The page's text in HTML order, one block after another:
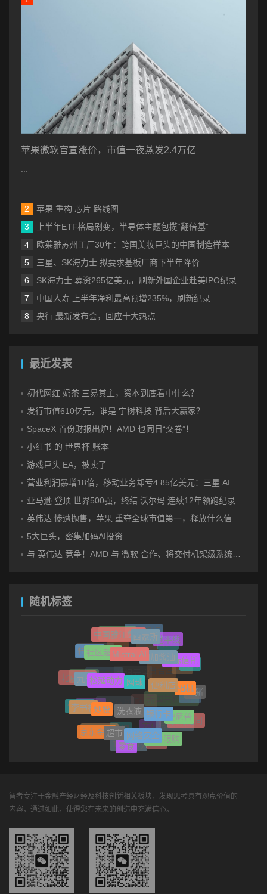
苹果微软官宣涨价，市值一夜蒸发2.4万亿
苹果 重构 芯片 路线图
上半年ETF格局剧变，半导体主题包揽“翻倍基”
欧莱雅苏州工厂30年：跨国美妆巨头的中国制造样本
三星、SK海力士 拟要求基板厂商下半年降价
SK海力士 募资265亿美元，刷新外国企业赴美IPO纪录
中国人寿 上半年净利最高预增235%，刷新纪录
央行 最新发布会，回应十大热点
最近发表
初代网红 奶茶 三易其主，资本到底看中什么？
发行市值610亿元，谁是 宇树科技 背后大赢家？
SpaceX 首份财报出炉！AMD 也同日“交卷”！
小红书 的 世界杯 账本
游戏巨头 EA，被卖了
营业利润暴增18倍，移动业务却亏4.85亿美元：三星 AI红利的另一面
亚马逊 登顶 世界500强，终结 沃尔玛 连续12年领跑纪录
英伟达 惨遭抛售，苹果 重夺全球市值第一，释放什么信号？
5大巨头，密集加码AI投资
与 英伟达 竞争！AMD 与 微软 合作、将交付机架级系统Helios
随机标签
微众银行
腾讯音乐
中国雅江集团西蒙斯地平线
纸业
养老
盒马
中公教育
特斯联
社区超市Mistral AI加加酱油非标信托
音响
汉高
贤合庄
腾讯元宝
开云集团
物联网
北京现代
九号松延动力 网球 便利店
相机
飞猪
Sora
美国共和银行
Esprit
西部信托
流媒体
健身房
李书福炒股 洗衣液 银行卡
安尼普
永劫无间
蚂蚁数科
支付
保镖
比尔盖茨
京东金融超市 网络安全
住房限购
安卓
Tapestry
零食
智者专注于金融产经财经及科技创新相关板块，发现思考具有观点价值的
内容，通过如此，使得您在未来的创造中充满信心。